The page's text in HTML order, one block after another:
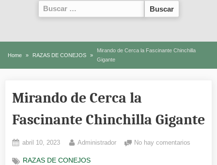
Buscar:
Home RAZAS DE CONEJOS
Mirando de Cerca la Fascinante Chinchilla
Gigante
Mirando de Cerca la
Fascinante Chinchilla Gigante
Posted
abril 10, 2023 By
Administrador No hay comentarios
RAZAS DE CONEJOS